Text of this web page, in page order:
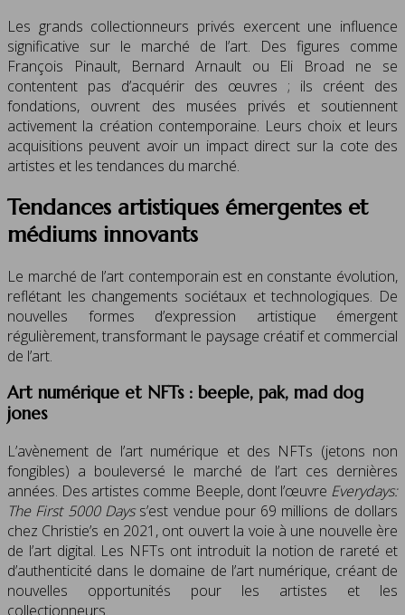
Les grands collectionneurs privés exercent une influence
significative sur le marché de l’art. Des figures comme
François Pinault, Bernard Arnault ou Eli Broad ne se
contentent pas d’acquérir des œuvres ; ils créent des
fondations, ouvrent des musées privés et soutiennent
activement la création contemporaine. Leurs choix et leurs
acquisitions peuvent avoir un impact direct sur la cote des
artistes et les tendances du marché.
Tendances artistiques émergentes et
médiums innovants
Le marché de l’art contemporain est en constante évolution,
reflétant les changements sociétaux et technologiques. De
nouvelles formes d’expression artistique émergent
régulièrement, transformant le paysage créatif et commercial
de l’art.
Art numérique et NFTs : beeple, pak, mad dog
jones
L’avènement de l’art numérique et des NFTs (jetons non
fongibles) a bouleversé le marché de l’art ces dernières
années. Des artistes comme Beeple, dont l’œuvre Everydays:
The First 5000 Dayss’est vendue pour 69 millions de dollars
chez Christie’s en 2021, ont ouvert la voie à une nouvelle ère
de l’art digital. Les NFTs ont introduit la notion de rareté et
d’authenticité dans le domaine de l’art numérique, créant de
nouvelles opportunités pour les artistes et les
collectionneurs.